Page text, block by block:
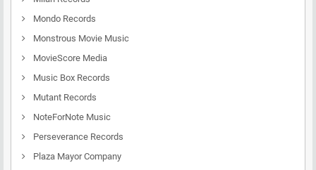
Mondo Records
Monstrous Movie Music
MovieScore Media
Music Box Records
Mutant Records
NoteForNote Music
Perseverance Records
Plaza Mayor Company